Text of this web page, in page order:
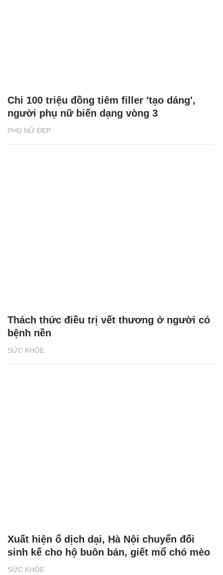
PHỤ NỮ ĐẸP
Chi 100 triệu đồng tiêm filler 'tạo dáng',
người phụ nữ biến dạng vòng 3
SỨC KHỎE
Thách thức điều trị vết thương ở người có
bệnh nền
SỨC KHỎE
Xuất hiện ổ dịch dại, Hà Nội chuyển đổi
sinh kế cho hộ buôn bán, giết mổ chó mèo